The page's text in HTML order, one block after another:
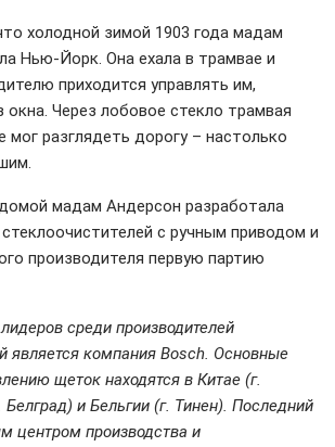
холодной зимой 1903 года мадам
Нью-Йорк. Она ехала в трамвае и
приходится управлять им,
окна. Через лобовое стекло трамвая
мог разглядеть дорогу – настолько
мадам Андерсон разработала
с ручным приводом и
производителя первую партию
среди производителей
является компания Bosch. Основные
щеток находятся в Китае (г.
и Бельгии (г. Тинен). Последний
центром производства и